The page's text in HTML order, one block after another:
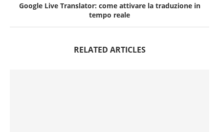
Google Live Translator: come attivare la traduzione in
tempo reale
RELATED ARTICLES